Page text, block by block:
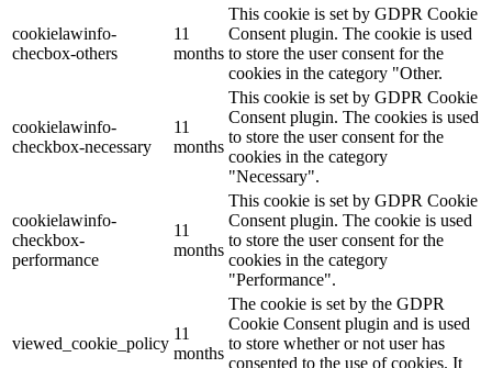
cookielawinfo-
checbox-others
11
months
This cookie is set by GDPR Cookie
Consent plugin. The cookie is used
to store the user consent for the
cookies in the category "Other.
cookielawinfo-
checkbox-necessary
11
months
This cookie is set by GDPR Cookie
Consent plugin. The cookies is used
to store the user consent for the
cookies in the category
"Necessary".
cookielawinfo-
checkbox-
performance
11
months
This cookie is set by GDPR Cookie
Consent plugin. The cookie is used
to store the user consent for the
cookies in the category
"Performance".
viewed_cookie_policy
11
months
The cookie is set by the GDPR
Cookie Consent plugin and is used
to store whether or not user has
consented to the use of cookies. It